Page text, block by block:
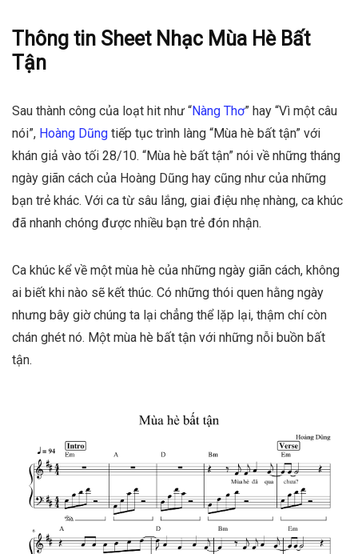
Thông tin Sheet Nhạc Mùa Hè Bất
Tận
Sau thành công của loạt hit như “Nàng Thơ” hay “Vì một câu
nói”, Hoàng Dũng tiếp tục trình làng “Mùa hè bất tận” với
khán giả vào tối 28/10. “Mùa hè bất tận” nói về những tháng
ngày giãn cách của Hoàng Dũng hay cũng như của những
bạn trẻ khác. Với ca từ sâu lắng, giai điệu nhẹ nhàng, ca khúc
đã nhanh chóng được nhiều bạn trẻ đón nhận.
Ca khúc kể về một mùa hè của những ngày giãn cách, không
ai biết khi nào sẽ kết thúc. Có những thói quen hằng ngày
nhưng bây giờ chúng ta lại chẳng thể lặp lại, thậm chí còn
chán ghét nó. Một mùa hè bất tận với những nỗi buồn bất
tận.